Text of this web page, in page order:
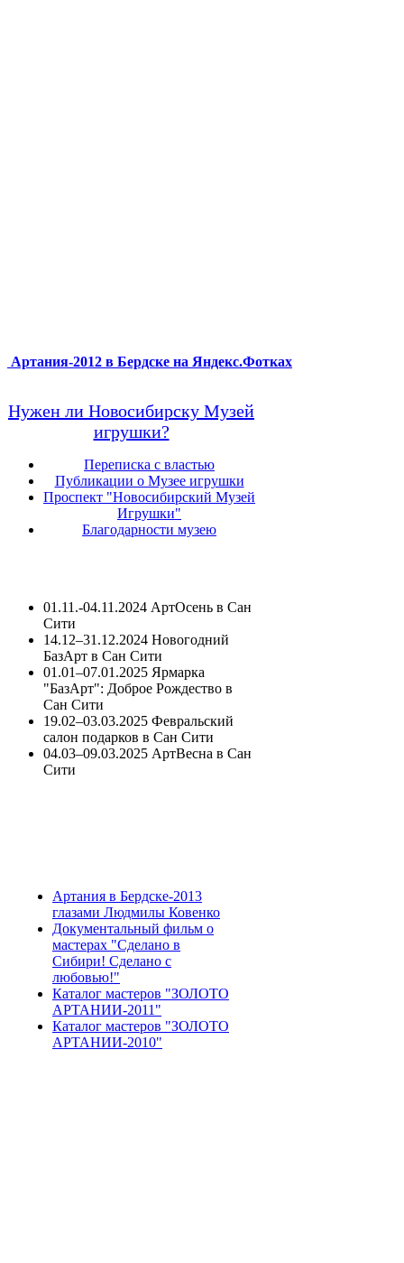
Артания-2012 в Бердске на Яндекс.Фотках
Нужен ли Новосибирску Музей
игрушки?
Переписка с властью
Публикации о Музее игрушки
Проспект "Новосибирский Музей
Игрушки"
Благодарности музею
01.11.-04.11.2024 АртОсень в Сан
Сити
14.12–31.12.2024 Новогодний
БазАрт в Сан Сити
01.01–07.01.2025 Ярмарка
"БазАрт": Доброе Рождество в
Сан Сити
19.02–03.03.2025 Февральский
салон подарков в Сан Сити
04.03–09.03.2025 АртВесна в Сан
Сити
Артания в Бердске-2013
глазами Людмилы Ковенко
Документальный фильм о
мастерах "Сделано в
Сибири! Сделано с
любовью!"
Каталог мастеров "ЗОЛОТО
АРТАНИИ-2011"
Каталог мастеров "ЗОЛОТО
АРТАНИИ-2010"